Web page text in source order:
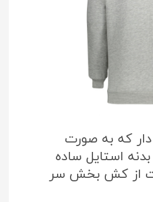
که به صورت
استایل ساده
از کش بخش سر